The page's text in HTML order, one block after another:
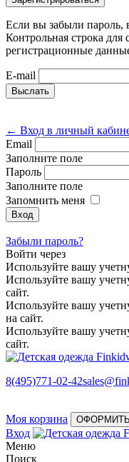
Если вы забыли пароль,
Контрольная строка
регистрационные
E-mail
← Вход в личный
Email
Заполните поле
Пароль
Заполните поле
Запомнить меня
Забыли пароль?
Войти через
Используйте вашу
Используйте вашу
сайт.
Используйте вашу
на сайт.
Используйте вашу
сайт.
8(495)771-02-42
Моя корзина ОФОРМИТЬ
Вход
Меню
Поиск